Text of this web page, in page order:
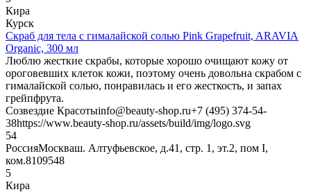
Кира
Курск
Скраб для тела с гималайской солью Pink Grapefruit, ARAVIA
Organic, 300 мл
Люблю жесткие скрабы, которые хорошо очищают кожу от
ороговевших клеток кожи, поэтому очень довольна скрабом с
гималайской солью, понравилась и его жесткость, и запах
грейпфрута.
Созвездие Красотыinfo@beauty-shop.ru+7 (495) 374-54-
38https://www.beauty-shop.ru/assets/build/img/logo.svg
54
РоссияМоскваш. Алтуфьевское, д.41, стр. 1, эт.2, пом I,
ком.8109548
5
Кира